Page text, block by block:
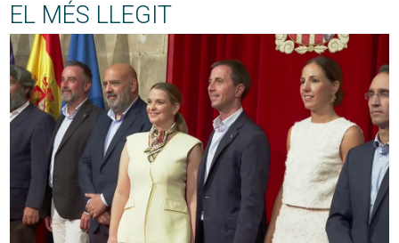
EL MÉS LLEGIT